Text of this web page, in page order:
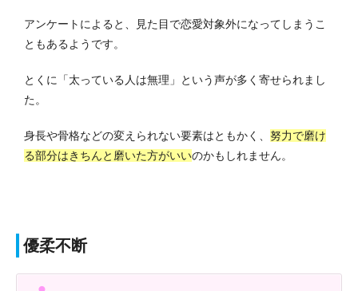
アンケートによると、見た目で恋愛対象外になってしまうこ
ともあるようです。
とくに「太っている人は無理」という声が多く寄せられまし
た。
身長や骨格などの変えられない要素はともかく、 努力で磨け
る部分はきちんと磨いた方がいいのかもしれません。
優柔不断